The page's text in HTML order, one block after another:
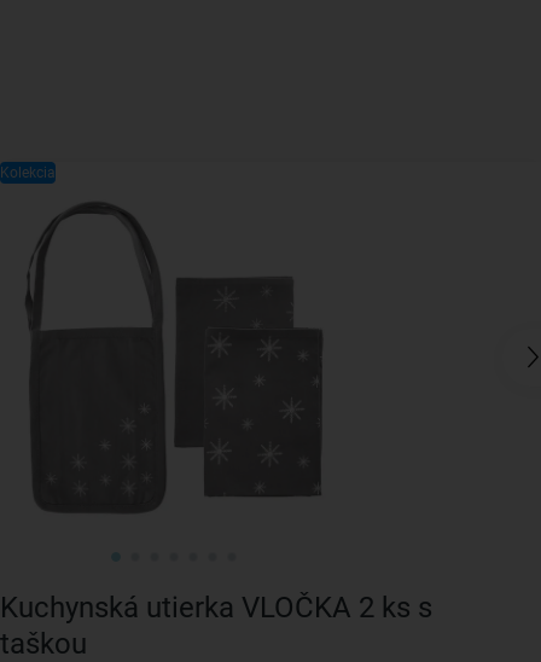
Kuchynská utierka VLOČKA 2 ks s
taškou
Kolekcia